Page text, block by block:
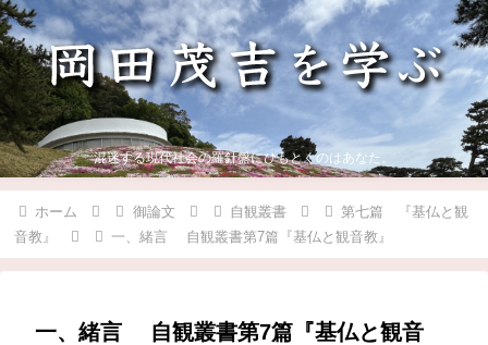
混迷する現代社会の羅針盤にひもとくのはあなた。
ホーム 御論文 自観叢書
第七篇 『基仏と観
音教』
一、緒言 自観叢書第7篇『基仏と観音教』
一、緒言 自観叢書第7篇『基仏と観音